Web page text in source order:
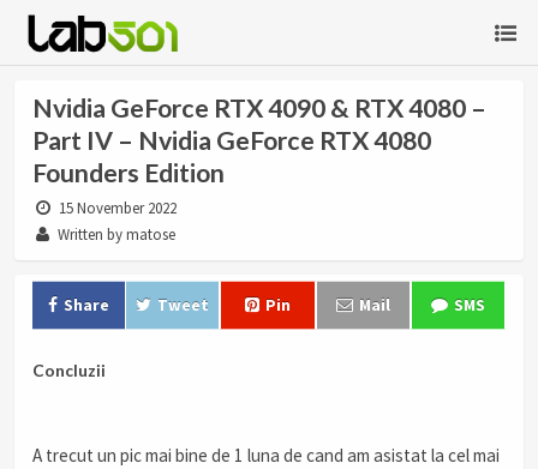
Nvidia GeForce RTX 4090 & RTX 4080 –
Part IV – Nvidia GeForce RTX 4080
Founders Edition
15 November 2022
Written by matose
Share Tweet Pin Mail SMS
Concluzii
A trecut un pic mai bine de 1 luna de cand am asistat la cel mai